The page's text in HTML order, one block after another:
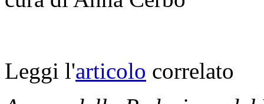
Leggi l'articolo correlato